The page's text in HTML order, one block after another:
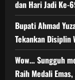
dan Hari Jadi Ke-
Bupati Ahmad
Tekankan Disiplin
Wow… Sungguh
Raih Medali